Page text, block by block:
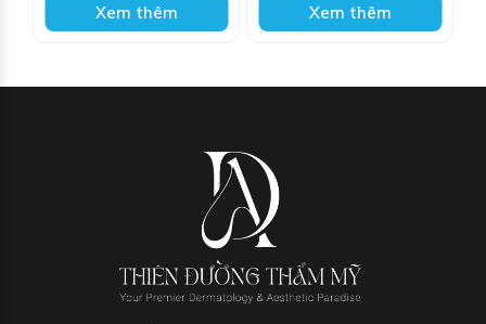
Xem thêm Xem thêm